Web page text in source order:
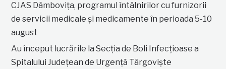
CJAS Dâmbovița, programul întâlnirilor cu furnizorii
de servicii medicale și medicamente în perioada 5-10
august
Au început lucrările la Secția de Boli Infecțioase a
Spitalului Județean de Urgență Târgoviște